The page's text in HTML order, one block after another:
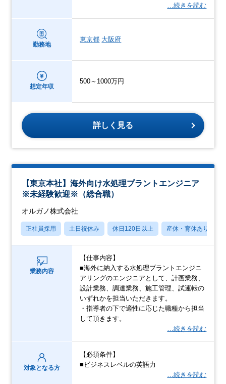
…続きを読む
勤務地
東京都 大阪府
想定年収
500～1000万円
詳しく見る
【東京本社】海外向け水処理プラントエンジニア
※未経験歓迎※（総合職）
オルガノ株式会社
正社員採用 土日祝休み 休日120日以上 産休・育休あり
業務内容
【仕事内容】
■海外に納入する水処理プラントエンジニ
アリングのエンジニアとして、計画業務、
設計業務、調達業務、施工管理、試運転の
いずれかを担当いただきます。
・指導者の下で適性に応じた職種から担当
して頂きます。
…続きを読む
対象となる方
【必須条件】
■ビジネスレベルの英語力
…続きを読む